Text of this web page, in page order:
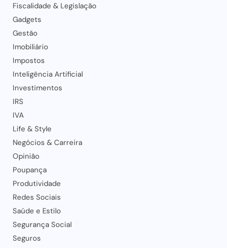
Fiscalidade & Legislação
Gadgets
Gestão
Imobiliário
Impostos
Inteligência Artificial
Investimentos
IRS
IVA
Life & Style
Negócios & Carreira
Opinião
Poupança
Produtividade
Redes Sociais
Saúde e Estilo
Segurança Social
Seguros